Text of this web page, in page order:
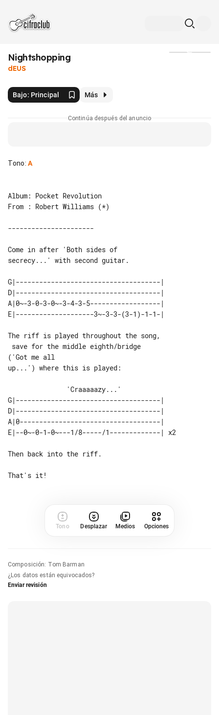
Nightshopping
dEUS
Bajo: Principal Más
Continúa después del anuncio
Tono: A
Album: Pocket Revolution
From : Robert Williams (*)
----------------------
Come in after 'Both sides of
secrecy...' with second guitar.
D|-------------------------------------|
A|0~-3-0-3-0~-3-4-3-5------------------|
E|--------------------3~-3-3-(3-1)-1-1-|
The riff is played throughout the song,
('Got me all
up...') where this is played:
G|-------------------------------------|
D|-------------------------------------|
A|0------------------------------------|
E|--0~-0-1-0~---1/8-----/1-------------| x2
Then back into the riff.
Tono Desplazar Medios Opciones
Composición: Tom Barman
¿Los datos están equivocados?
Enviar revisión